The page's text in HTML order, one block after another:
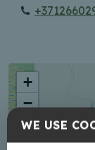
+
−
WE USE